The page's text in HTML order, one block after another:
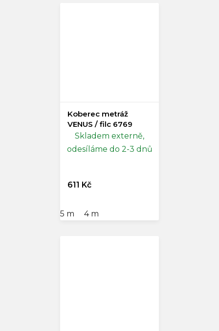
Koberec metráž
VENUS / filc 6769
Skladem externě,
odesíláme do 2-3 dnů
611 Kč
5 m 4 m